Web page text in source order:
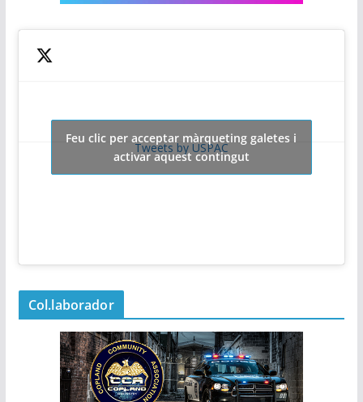
Tweets by USPAC
Feu clic per acceptar màrqueting galetes i
activar aquest contingut
Col.laborador